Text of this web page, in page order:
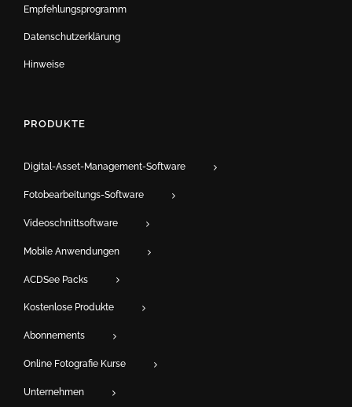
Empfehlungsprogramm
Datenschutzerklärung
Hinweise
PRODUKTE
Digital-Asset-Management-Software
Fotobearbeitungs-Software
Videoschnittsoftware
Mobile Anwendungen
ACDSee Packs
Kostenlose Produkte
Abonnements
Online Fotografie Kurse
Unternehmen